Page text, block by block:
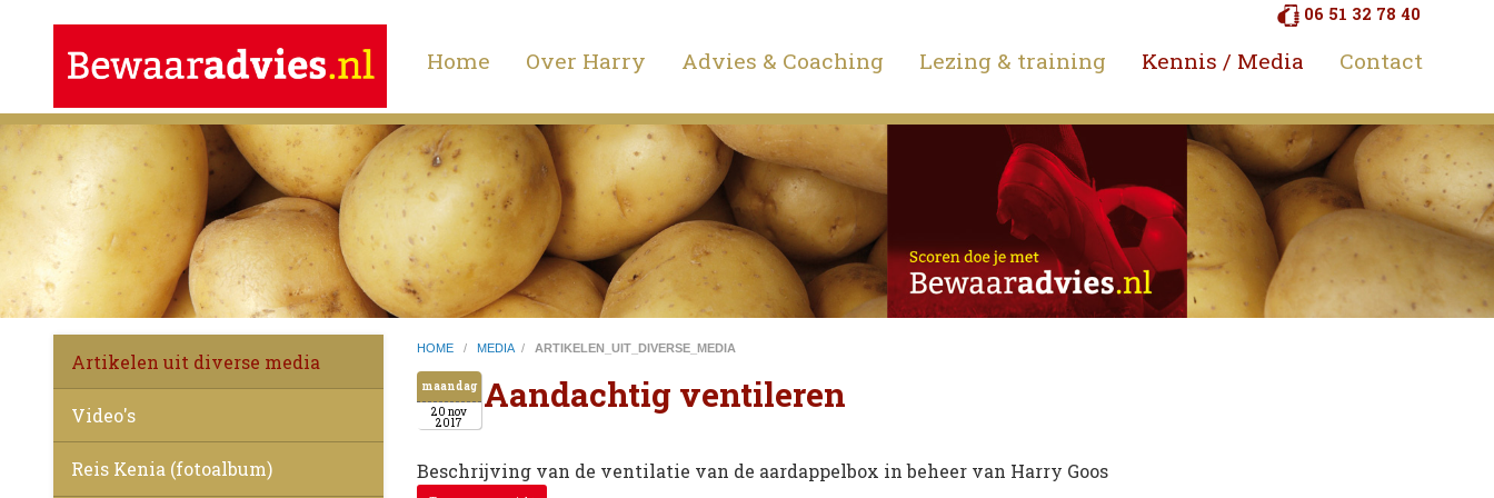
06 51 32 78 40
Home Over Harry Advies & Coaching Lezing & training Kennis / Media Contact
Artikelen uit diverse media
Video's
Reis Kenia (fotoalbum)
HOME / MEDIA/ ARTIKELEN_UIT_DIVERSE_MEDIA
Aandachtig ventileren
maandag
20 nov
2017
Beschrijving van de ventilatie van de aardappelbox in beheer van Harry Goos